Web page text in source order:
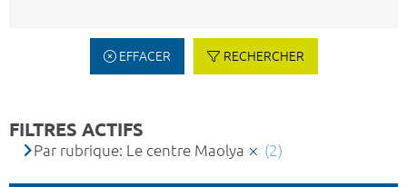
EFFACER RECHERCHER
FILTRES ACTIFS
Par rubrique: Le centre Maolya (2)